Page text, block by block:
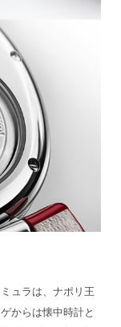
ュラは、ナポリ王
からは懐中時計と